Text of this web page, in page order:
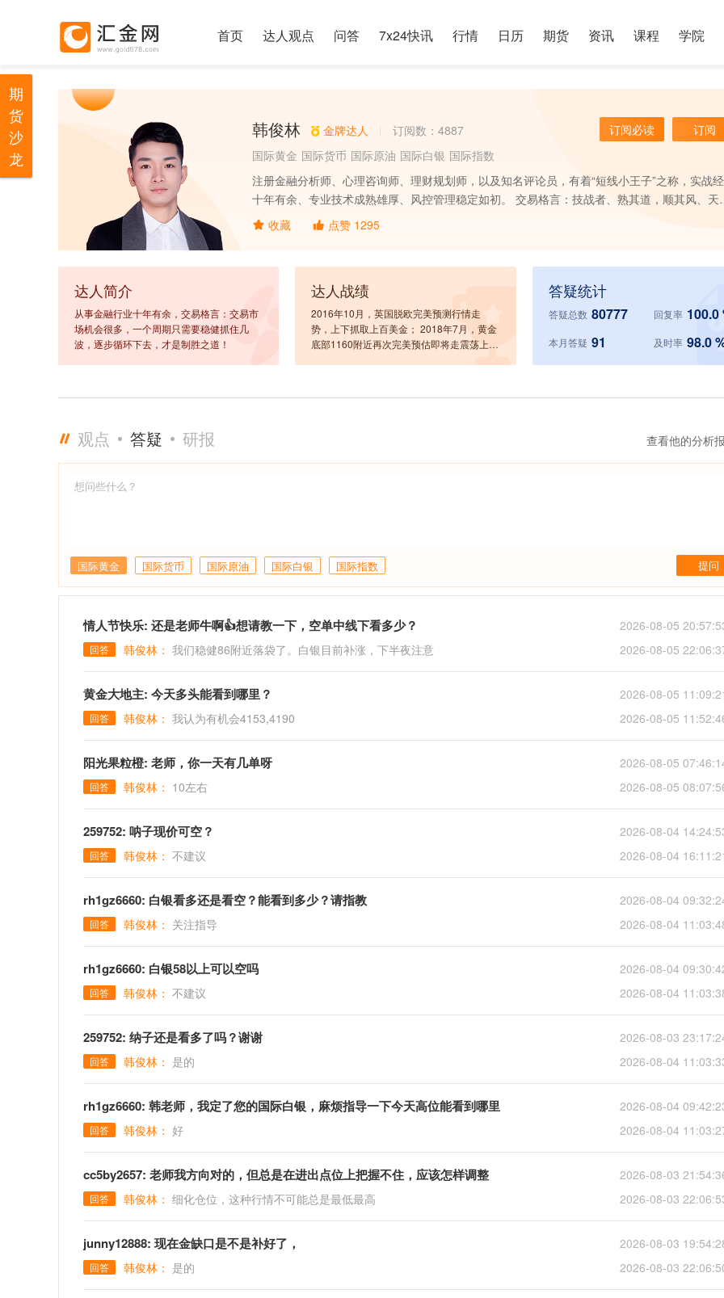
首页 达人观点 问答 7x24快讯 行情 日历 期货 资讯 课程 学院
韩俊林 金牌达人 订阅数：4887 订阅
订阅必读
国际黄金 国际货币 国际原油 国际白银 国际指数
注册金融分析师、心理咨询师、理财规划师，以及知名评论员，有着“短线小王子”之称，实战
十年有余、专业技术成熟雄厚、风控管理稳定如初。 交易格言：技战者、熟其道，顺其风、天
酬勤必赢也。
收藏 点赞 1295
达人简介
从事金融行业十年有余，交易格言：交易市
场机会很多，一个周期只需要稳健抓住几
波，逐步循环下去，才是制胜之道！
达人战绩
2016年10月，英国脱欧完美预测行情走
势，上下抓取上百美金； 2018年7月，黄金
底部1160附近再次完美预估即将走震荡上行
黄金完美预测1450强支撑，短线有望在下半
答疑统计
答疑总数 80777 回复率 100.0
本月答疑 91 及时率 98.0
观点 答疑 研报 查看他的分析
国际黄金 国际货币 国际原油 国际白银 国际指数 提问
情人节快乐: 还是老师牛啊👍想请教一下，空单中线下看多少？ 2026-08-05
回答 韩俊林： 我们稳健86附近落袋了。白银目前补涨，下半夜注意 2026-08-05
黄金大地主: 今天多头能看到哪里？ 2026-08-05
回答 韩俊林： 我认为有机会4153,4190 2026-08-05
阳光果粒橙: 老师，你一天有几单呀 2026-08-05
回答 韩俊林： 10左右 2026-08-05
259752: 呐子现价可空？ 2026-08-04
回答 韩俊林： 不建议 2026-08-04
rh1gz6660: 白银看多还是看空？能看到多少？请指教 2026-08-04
回答 韩俊林： 关注指导 2026-08-04
rh1gz6660: 白银58以上可以空吗 2026-08-04
回答 韩俊林： 不建议 2026-08-04
259752: 纳子还是看多了吗？谢谢 2026-08-03
回答 韩俊林： 是的 2026-08-04
rh1gz6660: 韩老师，我定了您的国际白银，麻烦指导一下今天高位能看到哪里 2026-08-04
回答 韩俊林： 好 2026-08-04
cc5by2657: 老师我方向对的，但总是在进出点位上把握不住，应该怎样调整 2026-08-03
回答 韩俊林： 细化仓位，这种行情不可能总是最低最高 2026-08-03
junny12888: 现在金缺口是不是补好了， 2026-08-03
回答 韩俊林： 是的 2026-08-03
期
货
沙
龙